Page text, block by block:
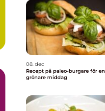
08. dec
Recept på paleo-burgare för en
grönare middag